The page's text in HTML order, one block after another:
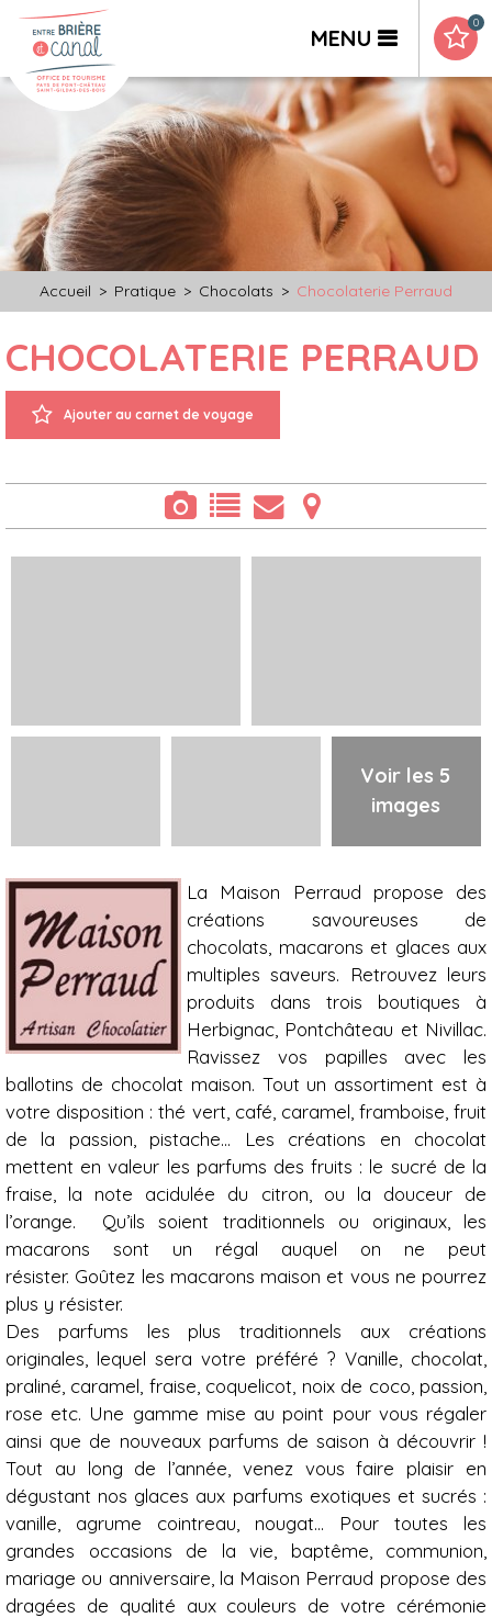
MENU
0
Accueil > Pratique > Chocolats > Chocolaterie Perraud
CHOCOLATERIE PERRAUD
Ajouter au carnet de voyage
Voir les 5
images
PrésentationLa Maison Perraud propose des
créations savoureuses de
chocolats, macarons et glaces aux
multiples saveurs. Retrouvez leurs
produits dans trois boutiques à
Herbignac, Pontchâteau et Nivillac.
Ravissez vos papilles avec les
ballotins de chocolat maison. Tout un assortiment est à
votre disposition : thé vert, café, caramel, framboise, fruit
de la passion, pistache... Les créations en chocolat
mettent en valeur les parfums des fruits : le sucré de la
fraise, la note acidulée du citron, ou la douceur de
l’orange. Qu’ils soient traditionnels ou originaux, les
macarons sont un régal auquel on ne peut
résister. Goûtez les macarons maison et vous ne pourrez
plus y résister.
Des parfums les plus traditionnels aux créations
originales, lequel sera votre préféré ? Vanille, chocolat,
praliné, caramel, fraise, coquelicot, noix de coco, passion,
rose etc. Une gamme mise au point pour vous régaler
ainsi que de nouveaux parfums de saison à découvrir !
Tout au long de l’année, venez vous faire plaisir en
dégustant nos glaces aux parfums exotiques et sucrés :
vanille, agrume cointreau, nougat… Pour toutes les
grandes occasions de la vie, baptême, communion,
mariage ou anniversaire, la Maison Perraud propose des
dragées de qualité aux couleurs de votre cérémonie